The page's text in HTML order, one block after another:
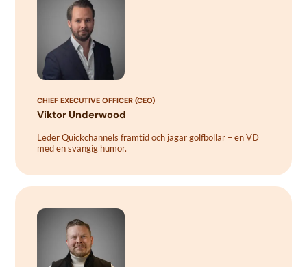
CHIEF EXECUTIVE OFFICER (CEO)
Viktor Underwood
Leder Quickchannels framtid och jagar golfbollar – en VD
med en svängig humor.